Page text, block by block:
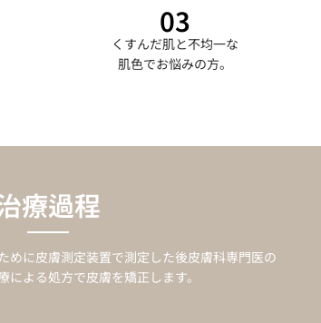
03
くすんだ肌と不均一な
肌色でお悩みの方。
療過程
めに皮膚測定装置で測定した後皮膚科専門医の
による処方で皮膚を矯正します。